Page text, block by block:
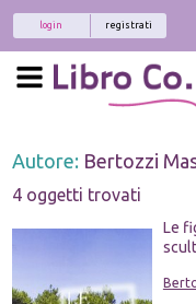
registrati
login
Autore: Bertozzi
4 oggetti trovati
Le